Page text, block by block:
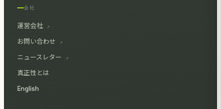
会社
運営会社 ↗
お問い合わせ ↗
ニュースレター ↗
真正性とは
English